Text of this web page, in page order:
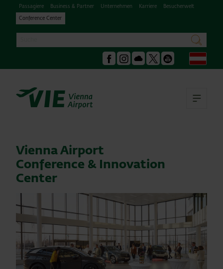
Passagiere Business & Partner Unternehmen Karriere
Besucherwelt
Conference Center
suchen
Facebook
Instagram
Podcast Youtube
Vienna Airport
Conference & Innovation
Center